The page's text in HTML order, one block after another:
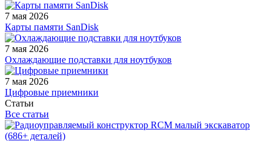
7 мая 2026
Карты памяти SanDisk
7 мая 2026
Охлаждающие подставки для ноутбуков
7 мая 2026
Цифровые приемники
Статьи
Все статьи